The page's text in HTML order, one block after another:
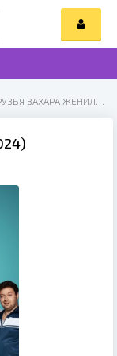
ЗАХАРА ЖЕНИЛИ (2024)